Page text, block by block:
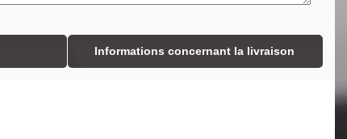
Informations concernant la livraison